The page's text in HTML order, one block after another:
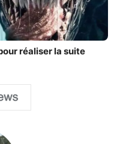
réaliser la suite